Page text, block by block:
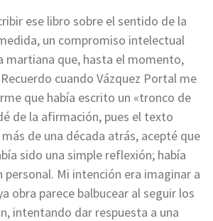
ese libro sobre el sentido de la
un compromiso intelectual
martiana que, hasta el momento,
cuando Vázquez Portal me
que había escrito un «tronco de
de la afirmación, pues el texto
de una década atrás, acepté que
sido una simple reflexión; había
personal. Mi intención era imaginar a
obra parece balbucear al seguir los
intentando dar respuesta a una